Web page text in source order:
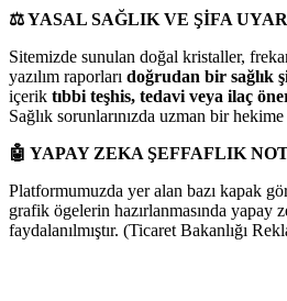
⚖️YASAL SAĞLIK VE ŞİFA
Sitemizde sunulan doğal kristaller,
yazılım raporları doğrudan bir sağlık
içerik tıbbi teşhis, tedavi veya ilaç
Sağlık sorunlarınızda uzman bir hekime
🤖 YAPAY ZEKA ŞEFFAFLIK
Platformumuzda yer alan bazı kapak
grafik ögelerin hazırlanmasında yapay
faydalanılmıştır. (Ticaret Bakanlığı